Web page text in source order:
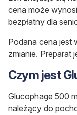
cena może
bezpłatny dla
Podana cena jest
zmianie. Preparat
Czym jest
Glucophage 500
należący do